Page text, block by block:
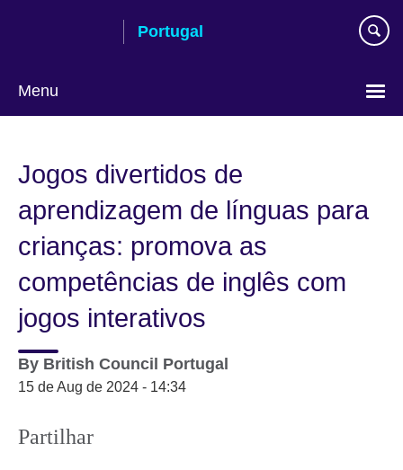
Portugal
Menu
língua
Jogos divertidos de
aprendizagem de línguas para
crianças: promova as
competências de inglês com
jogos interativos
By British Council Portugal
15 de Aug de 2024 - 14:34
Partilhar